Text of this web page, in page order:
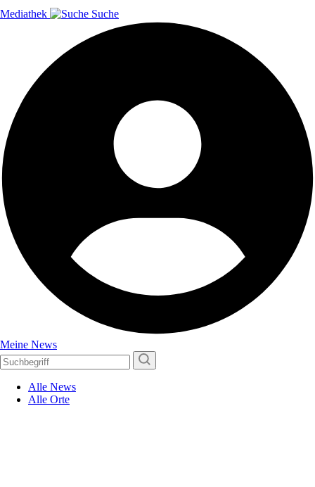
Mediathek Suche
Meine News
Alle News
Alle Orte